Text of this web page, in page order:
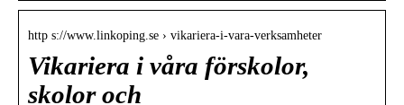
http s://www.linkoping.se › vikariera-i-vara-verksamheter
Vikariera i våra förskolor,
skolor och